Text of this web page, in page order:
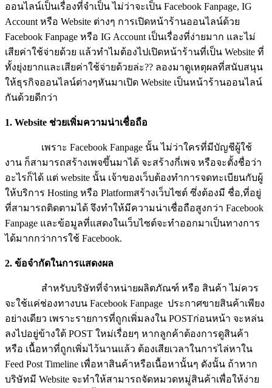
ออนไลน์เป็นเรื่องที่จำเป็น ไม่ว่าจะเป็น Facebook Fanpage, IG
Account หรือ Website ต่างๆ การเปิดหน้าร้านออนไลน์ด้วย
Facebook Fanpage หรือ IG Account เป็นเรื่องที่ง่ายมาก และไม่
เสียค่าใช้จ่ายด้วย แล้วทำไมต้องไปเปิดหน้าร้านที่เป็น Website ที่
ทั้งยุ่งยากและเสียค่าใช้จ่ายด้วยล่ะ?? ลองมาดูเหตุผลที่สนับสนุน
ให้ธุรกิจออนไลน์ต่างๆหันมาเปิด Website เป็นหน้าร้านออนไลน์
กันด้วยดีกว่า
1. Website ช่วยเพิ่มความน่าเชื่อถือ
เพราะ Facebook Fanpage นั้น ไม่ว่าใครที่มีบัญชีผู้ใช้
งาน ก็สามารถสร้างเพจขึ้นมาได้ จะสร้างกี่เพจ หรือจะตั้งชื่อว่า
อะไรก็ได้ แต่ website นั้น เจ้าของเว็บต้องทำการจดทะเบียนกับผู้
ให้บริการ Hosting หรือ Platformสร้างเว็บไซต์ ซึ่งต้องมี ชื่อ,ที่อยู่
ที่สามารถติดตามได้ จึงทำให้มีความน่าเชื่อถือสูงกว่า Facebook
Fanpage และข้อมูลที่แสดงในเว็บไซต์จะทำออกมาเป็นทางการ
ได้มากกว่าการใช้ Facebook.
2. ข้อจำกัดในการแสดงผล
สำหรับบริษัทที่จำหน่ายผลิตภัณฑ์ หรือ สินค้า ไม่ควร
จะใช้แค่ช่องทางบน Facebook Fanpage ประกาศขายสินค้าเพียง
อย่างเดียว เพราะรายการที่ถูกเพิ่มลงใน POSTก่อนหน้า จะหล่น
ลงไปอยู่ข้างใต้ POST ใหม่เรื่อยๆ หากลูกค้าต้องการดูสินค้า
หรือ เนื้อหาที่ถูกเพิ่มไว้นานแล้ว ต้องเสียเวลาในการไล่หาใน
Feed Post Timeline เพื่อหาสินค้าหรือเนื้อหานั้นๆ ดังนั้น ถ้าหาก
บริษัทมี Website จะทำให้สามารถจัดหมวดหมู่สินค้าเพื่อให้ง่าย